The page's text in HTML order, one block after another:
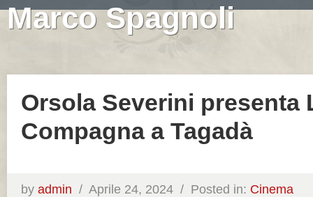
Marco Spagnoli
Orsola Severini presenta
Compagna a Tagadà
by admin / Aprile 24, 2024 / Posted in: Cinema